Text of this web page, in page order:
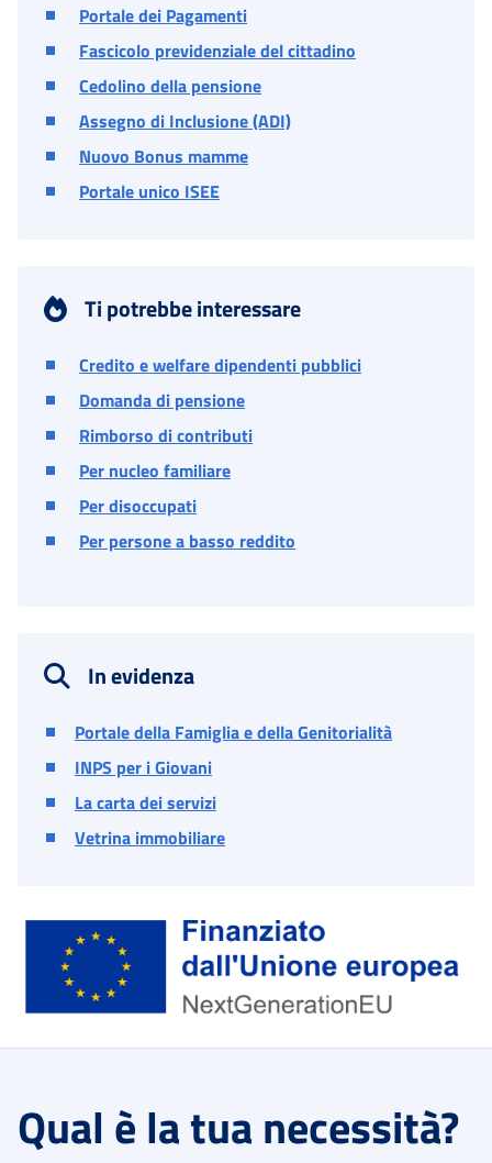
Portale dei Pagamenti
Fascicolo previdenziale del cittadino
Cedolino della pensione
Assegno di Inclusione (ADI)
Nuovo Bonus mamme
Portale unico ISEE
Ti potrebbe interessare
Credito e welfare dipendenti pubblici
Domanda di pensione
Rimborso di contributi
Per nucleo familiare
Per disoccupati
Per persone a basso reddito
In evidenza
Portale della Famiglia e della Genitorialità
INPS per i Giovani
La carta dei servizi
Vetrina immobiliare
Qual è la tua necessità?